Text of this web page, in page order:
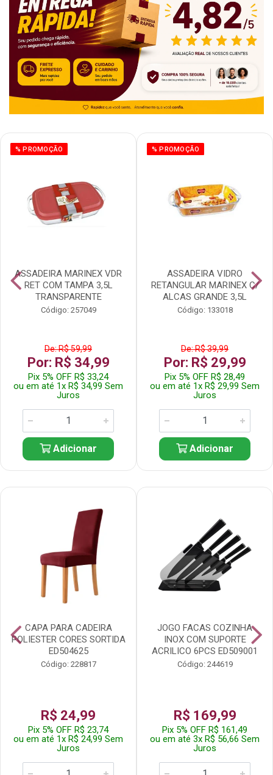
% PROMOÇÃO
ASSADEIRA MARINEX VDR
RET COM TAMPA 3,5L
TRANSPARENTE
Código: 257049
De: R$ 59,99
Por: R$ 34,99
Pix 5% OFF R$ 33,24
ou em até 1x R$ 34,99 Sem
Juros
Adicionar
% PROMOÇÃO
ASSADEIRA VIDRO
RETANGULAR MARINEX C/
ALCAS GRANDE 3,5L
Código: 133018
De: R$ 39,99
Por: R$ 29,99
Pix 5% OFF R$ 28,49
ou em até 1x R$ 29,99 Sem
Juros
Adicionar
CAPA PARA CADEIRA
POLIESTER CORES SORTIDA
ED504625
Código: 228817
R$ 24,99
Pix 5% OFF R$ 23,74
ou em até 1x R$ 24,99 Sem
Juros
JOGO FACAS COZINHA
INOX COM SUPORTE
ACRILICO 6PCS ED509001
Código: 244619
R$ 169,99
Pix 5% OFF R$ 161,49
ou em até 3x R$ 56,66 Sem
Juros